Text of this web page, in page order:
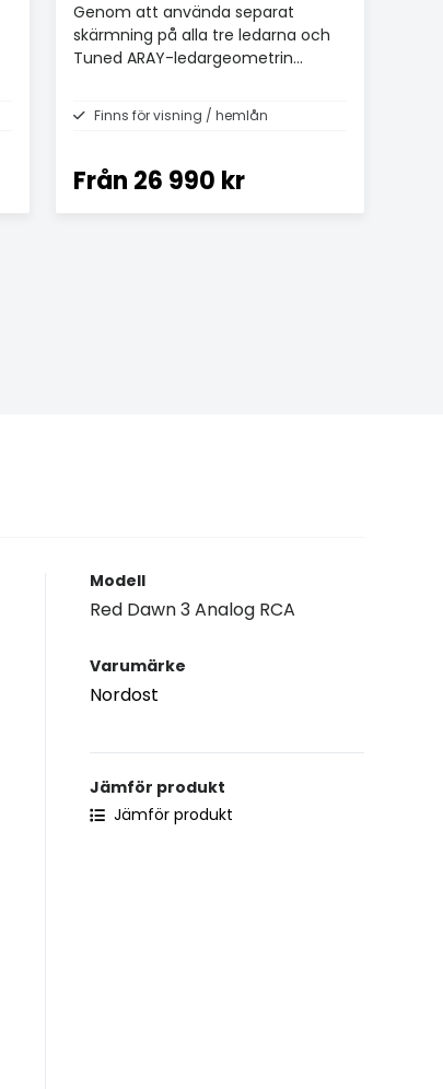
Genom att använda separat
skärmning på alla tre ledarna och
Tuned ARAY-ledargeometrin
musikaliskt transparent kabel
Finns för visning / hemlån
Från 26 990 kr
Modell
Red Dawn 3 Analog RCA
Varumärke
Nordost
Jämför produkt
Jämför produkt